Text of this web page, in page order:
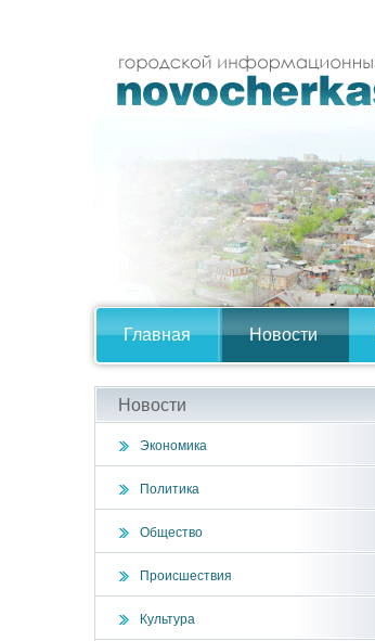
Главная Новости
Новости
Экономика
Политика
Общество
Происшествия
Культура